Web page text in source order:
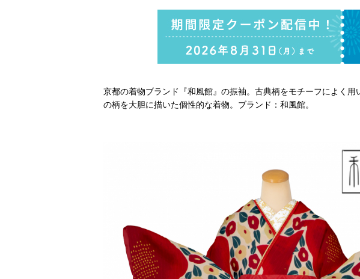
京都の着物ブランド『和風館』の振袖。古典柄をモチーフによく用
の柄を大胆に描いた個性的な着物。ブランド：和風館。